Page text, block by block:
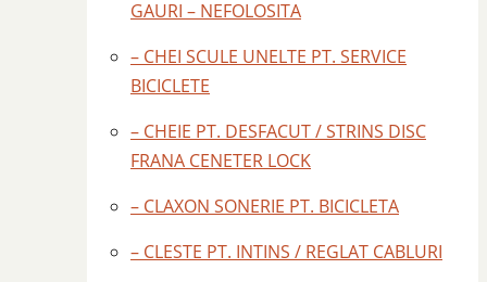
GAURI – NEFOLOSITA
– CHEI SCULE UNELTE PT. SERVICE
BICICLETE
– CHEIE PT. DESFACUT / STRINS DISC
FRANA CENETER LOCK
– CLAXON SONERIE PT. BICICLETA
– CLESTE PT. INTINS / REGLAT CABLURI